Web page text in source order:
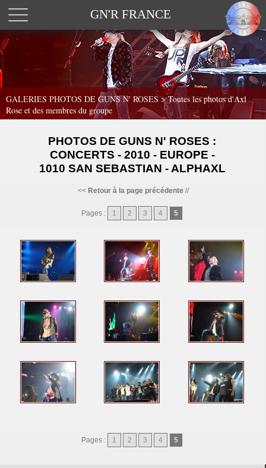
GN'R FRANCE
GALERIES PHOTOS DE GUNS N' ROSES >Toutes les photos d'Axl
Rose et des membres du groupe
PHOTOS DE GUNS N' ROSES :
CONCERTS - 2010 - EUROPE -
1010 SAN SEBASTIAN - ALPHAXL
<< Retour à la page précédente//
Pages : 1 2 3 4 5
Pages : 1 2 3 4 5